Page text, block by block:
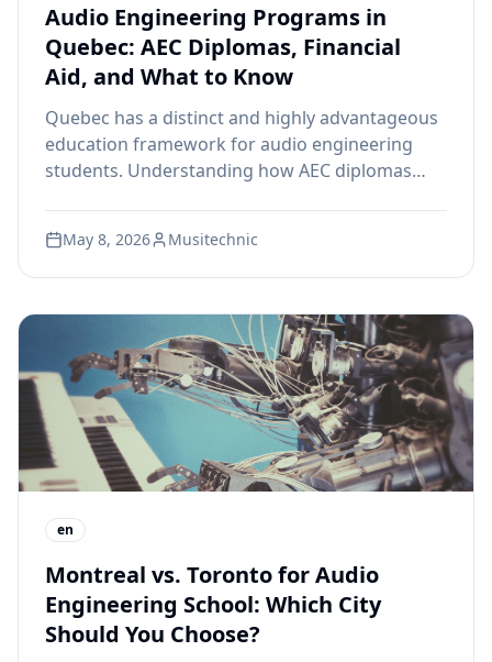
Audio Engineering Programs in
Quebec: AEC Diplomas, Financial
Aid, and What to Know
Quebec has a distinct and highly advantageous
education framework for audio engineering
students. Understanding how AEC diplomas
entire cost and value equation of your training.
May 8, 2026 Musitechnic
en
Montreal vs. Toronto for Audio
Engineering School: Which City
Should You Choose?